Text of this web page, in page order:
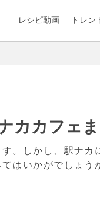
レシピ動画 トレン
カカフェ
。しかし、駅ナカ
はいかがでしょう